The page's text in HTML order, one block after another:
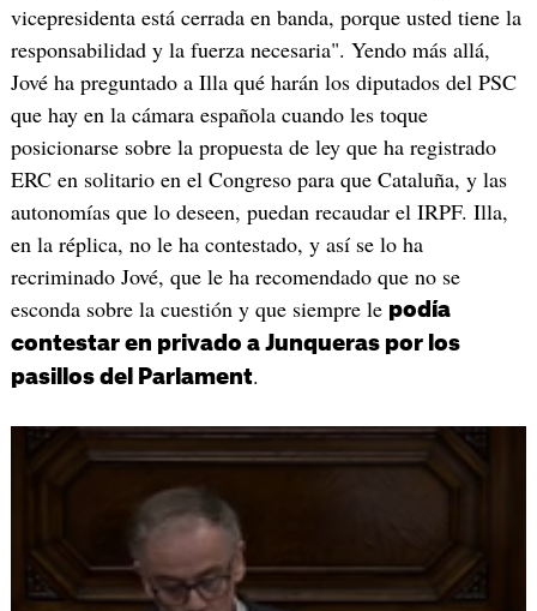
vicepresidenta está cerrada en banda, porque usted tiene la
responsabilidad y la fuerza necesaria". Yendo más allá,
Jové ha preguntado a Illa qué harán los diputados del PSC
que hay en la cámara española cuando les toque
posicionarse sobre la propuesta de ley que ha registrado
ERC en solitario en el Congreso para que Cataluña, y las
autonomías que lo deseen, puedan recaudar el IRPF. Illa,
en la réplica, no le ha contestado, y así se lo ha
recriminado Jové, que le ha recomendado que no se
esconda sobre la cuestión y que siempre le podía
contestar en privado a Junqueras por los
pasillos del Parlament.